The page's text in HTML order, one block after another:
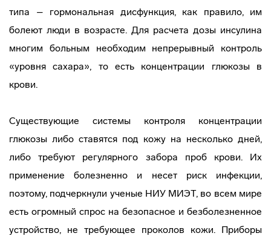
типа – гормональная дисфункция, как правило, им
болеют люди в возрасте. Для расчета дозы инсулина
многим больным необходим непрерывный контроль
«уровня сахара», то есть концентрации глюкозы в
крови.
Существующие системы контроля концентрации
глюкозы либо ставятся под кожу на несколько дней,
либо требуют регулярного забора проб крови. Их
применение болезненно и несет риск инфекции,
поэтому, подчеркнули ученые НИУ МИЭТ, во всем мире
есть огромный спрос на безопасное и безболезненное
устройство, не требующее проколов кожи. Приборы